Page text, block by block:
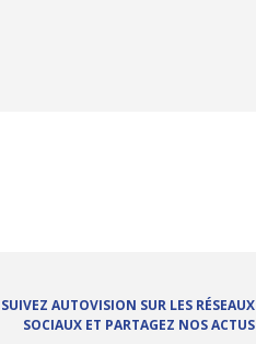
SUIVEZ AUTOVISION SUR LES RÉSEAUX
SOCIAUX ET PARTAGEZ NOS ACTUS